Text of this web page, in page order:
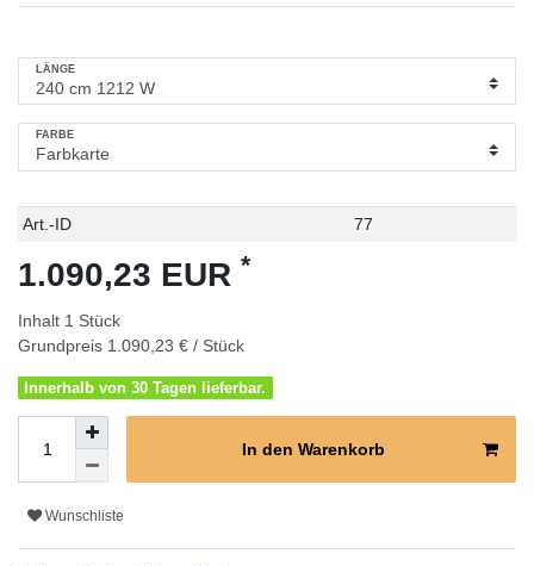
LÄNGE
FARBE
Technisches
Wert
Art.-ID 77
1.090,23 EUR *
Inhalt 1 Stück
Grundpreis 1.090,23 € / Stück
Innerhalb von 30 Tagen lieferbar.
In den Warenkorb
Wunschliste